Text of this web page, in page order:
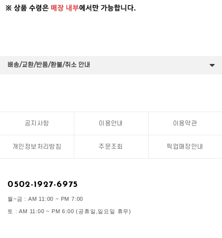
배송/교환/반품/환불/취소 안내
공지사항 이용안내 이용약관
개인정보처리방침 주문조회 픽업매장안내
0502-1927-6975
월~금 : AM 11:00 ~ PM 7:00
토 : AM 11:00 ~ PM 6:00 (공휴일,일요일 휴무)